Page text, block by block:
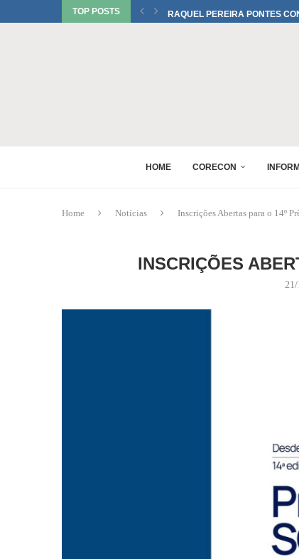
TOP POSTS RAQUEL PEREIRA PONTES
HOME CORECON
Home Notícias Inscrições Abertas para o 14º
INSCRIÇÕES